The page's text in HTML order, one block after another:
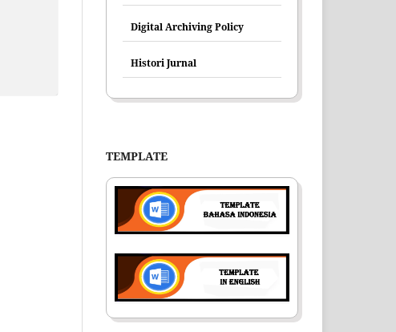
Digital Archiving Policy
Histori Jurnal
TEMPLATE